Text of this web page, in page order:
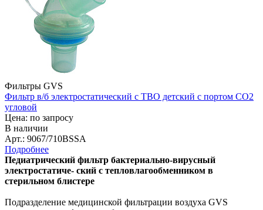
Фильтры GVS
Фильтр в/б электростатический с ТВО детский с портом СО2
угловой
Цена: по запросу
В наличии
Арт.: 9067/710BSSA
Подробнее
Педиатрический фильтр бактериально-вирусный
электростатиче- ский с тепловлагообменником в
стерильном блистере
Подразделение медицинской фильтрации воздуха GVS